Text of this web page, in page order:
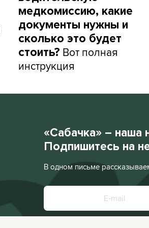
медкомиссию, какие
документы нужны и
сколько это будет
стоить? Вот полная
инструкция
«Сабачка» – наша
Подпишитесь на
В одном письме